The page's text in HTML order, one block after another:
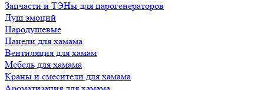
Запчасти и ТЭНы для парогенераторов
Душ эмоций
Пародушевые
Панели для хамама
Вентиляция для хамам
Мебель для хамама
Краны и смесители для хамама